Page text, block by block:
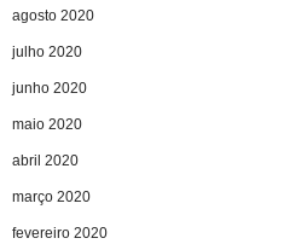
agosto 2020
julho 2020
junho 2020
maio 2020
abril 2020
março 2020
fevereiro 2020